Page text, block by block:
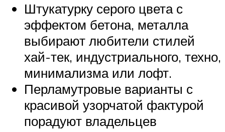
Штукатурку серого цвета с
эффектом бетона, металла
выбирают любители стилей
хай-тек, индустриального, техно,
минимализма или лофт.
Перламутровые варианты с
красивой узорчатой фактурой
порадуют владельцев